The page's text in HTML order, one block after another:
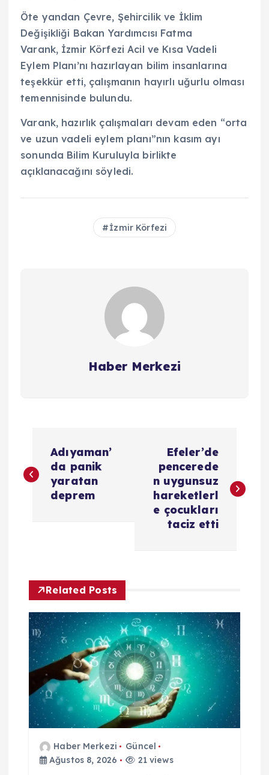
Öte yandan Çevre, Şehircilik ve İklim
Değişikliği Bakan Yardımcısı Fatma
Varank, İzmir Körfezi Acil ve Kısa Vadeli
Eylem Planı’nı hazırlayan bilim insanlarına
teşekkür etti, çalışmanın hayırlı uğurlu olması
temennisinde bulundu.
Varank, hazırlık çalışmaları devam eden “orta
ve uzun vadeli eylem planı”nın kasım ayı
sonunda Bilim Kuruluyla birlikte
açıklanacağını söyledi.
İzmir Körfezi
Haber Merkezi
a
e
z
n
m
e
Adıyaman’
da panik
yaratan
deprem
Efeler’de
pencerede
n uygunsuz
hareketlerl
e çocukları
taciz etti
Related Posts
Haber Merkezi
Güncel
Ağustos 8, 2026
21 views